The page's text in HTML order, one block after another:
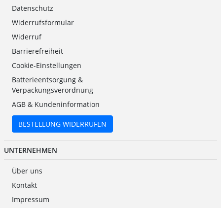
Datenschutz
Widerrufsformular
Widerruf
Barrierefreiheit
Cookie-Einstellungen
Batterieentsorgung &
Verpackungsverordnung
AGB & Kundeninformation
BESTELLUNG WIDERRUFEN
UNTERNEHMEN
Über uns
Kontakt
Impressum